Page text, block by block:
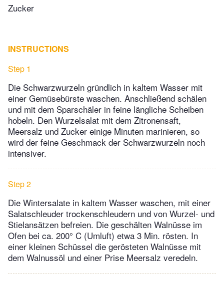
Zucker
INSTRUCTIONS
Step 1
Die Schwarzwurzeln gründlich in kaltem Wasser mit
einer Gemüsebürste waschen. Anschließend schälen
und mit dem Sparschäler in feine längliche Scheiben
hobeln. Den Wurzelsalat mit dem Zitronensaft,
Meersalz und Zucker einige Minuten marinieren, so
wird der feine Geschmack der Schwarzwurzeln noch
intensiver.
Step 2
Die Wintersalate in kaltem Wasser waschen, mit einer
Salatschleuder trockenschleudern und von Wurzel- und
Stielansätzen befreien. Die geschälten Walnüsse im
Ofen bei ca. 200° C (Umluft) etwa 3 Min. rösten. In
einer kleinen Schüssel die gerösteten Walnüsse mit
dem Walnussöl und einer Prise Meersalz veredeln.